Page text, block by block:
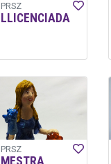
PRSZ
LLICENCIADA
PRSZ
MESTRA